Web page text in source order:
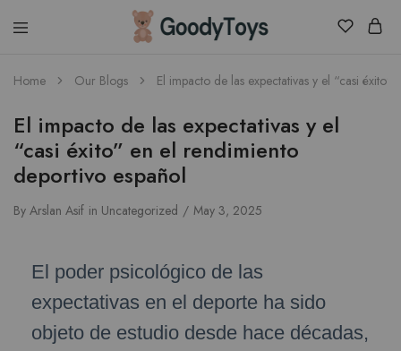
Children
Toys
Home Our Blogs El impacto de las expectativas y el “casi
El impacto de las expectativas y el
“casi éxito” en el rendimiento
deportivo español
By Arslan Asif in Uncategorized May 3, 2025
El poder psicológico de las
expectativas en el deporte ha sido
objeto de estudio desde hace décadas,